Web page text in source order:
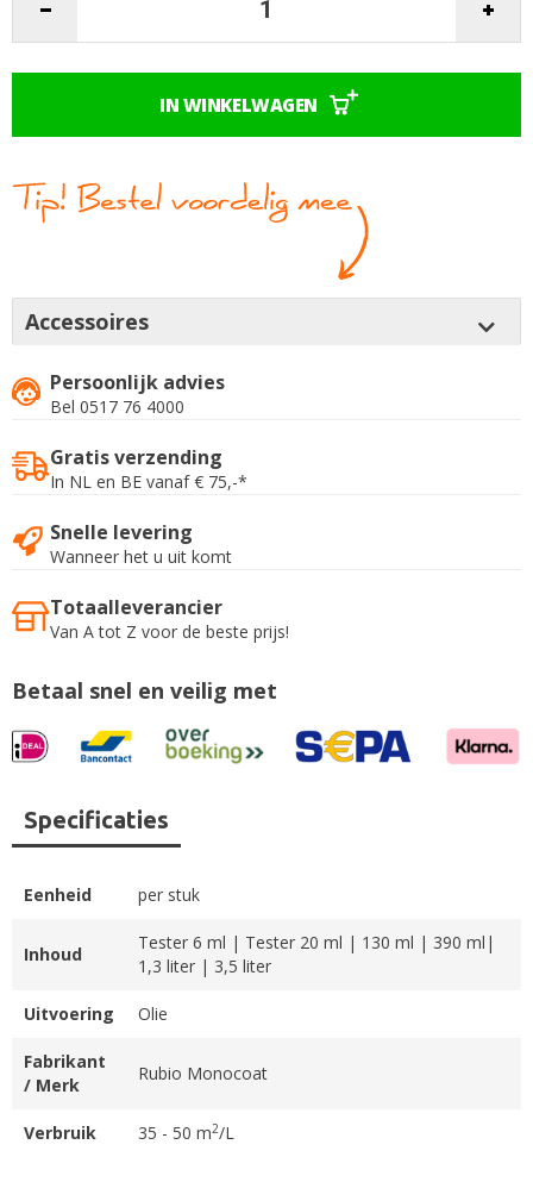
Accessoires
IN WINKELWAGEN
Persoonlijk advies
Bel 0517 76 4000
Gratis verzending
In NL en BE vanaf € 75,-*
Snelle levering
Wanneer het u uit komt
Totaalleverancier
Van A tot Z voor de beste prijs!
Betaal snel en veilig met
Specificaties
Eenheid per stuk
Inhoud
Tester 6 ml | Tester 20 ml | 130 ml | 390 ml|
1,3 liter | 3,5 liter
Uitvoering Olie
Fabrikant
/ Merk
Rubio Monocoat
Verbruik 35 - 50 m2/L